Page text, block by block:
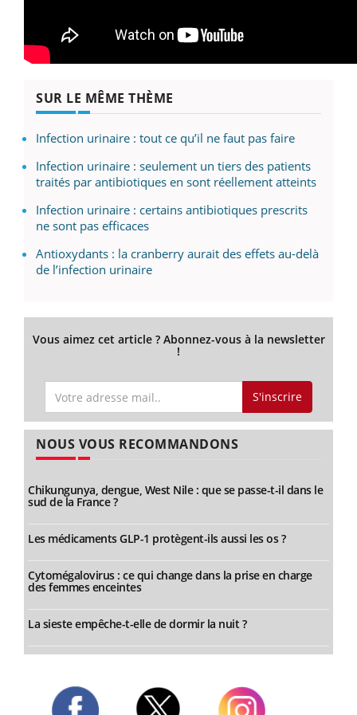
SUR LE MÊME THÈME
Infection urinaire : tout ce qu’il ne faut pas faire
Infection urinaire : seulement un tiers des patients
traités par antibiotiques en sont réellement atteints
Infection urinaire : certains antibiotiques prescrits
ne sont pas efficaces
Antioxydants : la cranberry aurait des effets au-delà
de l’infection urinaire
Vous aimez cet article ? Abonnez-vous à la newsletter
!
S'inscrire
NOUS VOUS RECOMMANDONS
Chikungunya, dengue, West Nile : que se passe-t-il dans le
sud de la France ?
Les médicaments GLP-1 protègent-ils aussi les os ?
Cytomégalovirus : ce qui change dans la prise en charge
des femmes enceintes
La sieste empêche-t-elle de dormir la nuit ?